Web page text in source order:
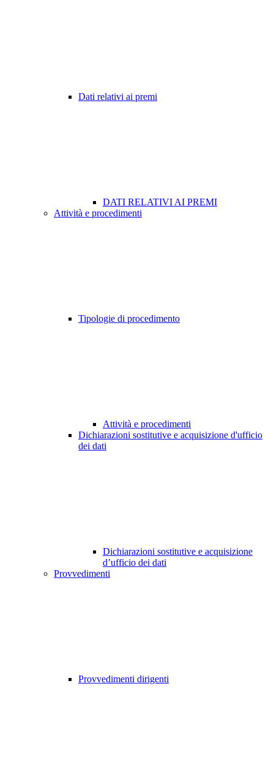
Dati relativi ai premi
DATI RELATIVI AI PREMI
Attività e procedimenti
Tipologie di procedimento
Attività e procedimenti
Dichiarazioni sostitutive e acquisizione d'ufficio
dei dati
Dichiarazioni sostitutive e acquisizione
d’ufficio dei dati
Provvedimenti
Provvedimenti dirigenti